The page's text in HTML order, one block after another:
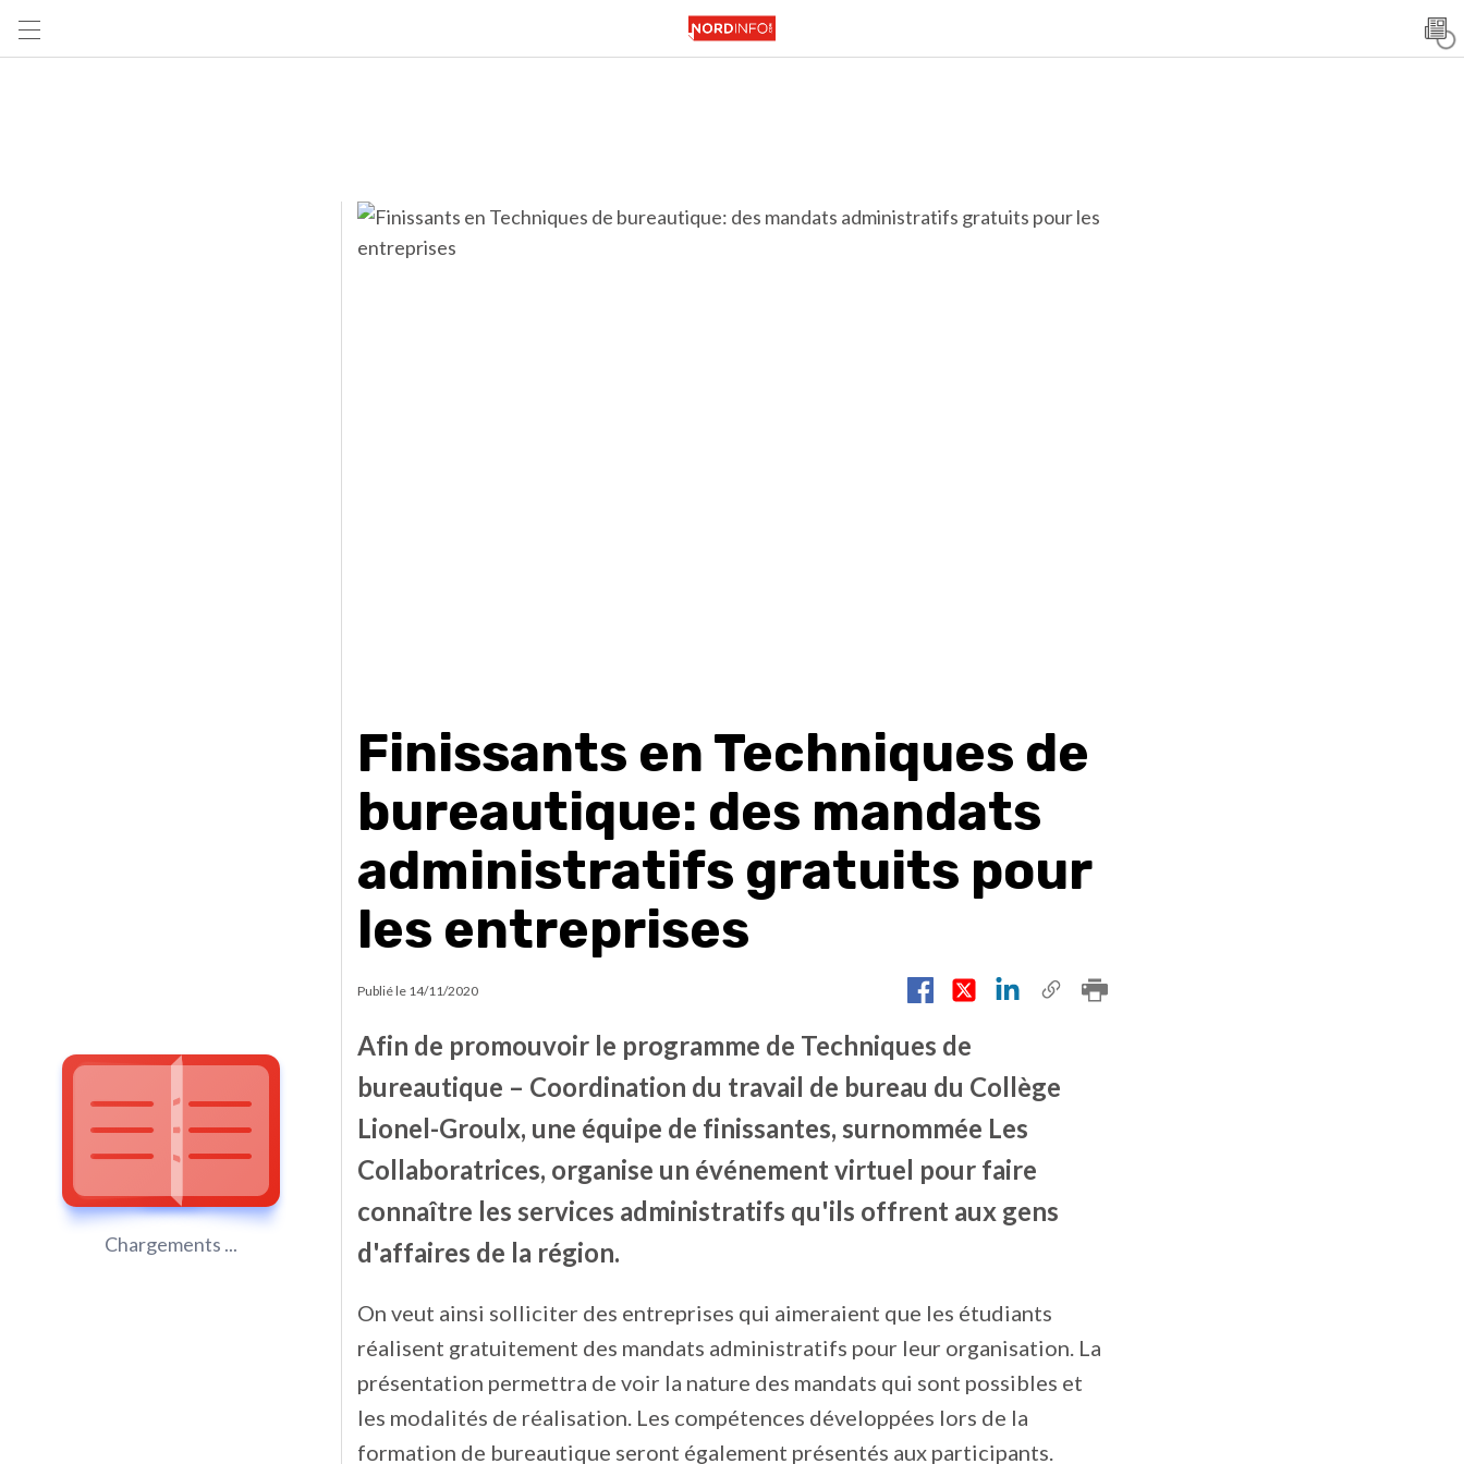
Chargements ...
Finissants en Techniques de
bureautique: des mandats
administratifs gratuits pour
les entreprises
Publié le 14/11/2020
Afin de promouvoir le programme de Techniques de
bureautique – Coordination du travail de bureau du Collège
Lionel-Groulx, une équipe de finissantes, surnommée Les
Collaboratrices, organise un événement virtuel pour faire
connaître les services administratifs qu'ils offrent aux gens
d'affaires de la région.
On veut ainsi solliciter des entreprises qui aimeraient que les étudiants
réalisent gratuitement des mandats administratifs pour leur organisation. La
présentation permettra de voir la nature des mandats qui sont possibles et
les modalités de réalisation. Les compétences développées lors de la
formation de bureautique seront également présentés aux participants.